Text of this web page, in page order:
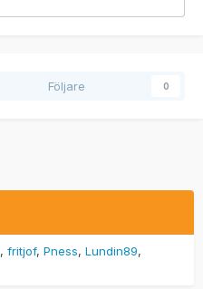
Följare 0
fritjof Pness Lundin89